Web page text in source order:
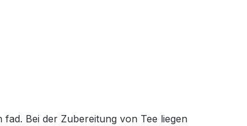
Bei der Zubereitung von Tee liegen